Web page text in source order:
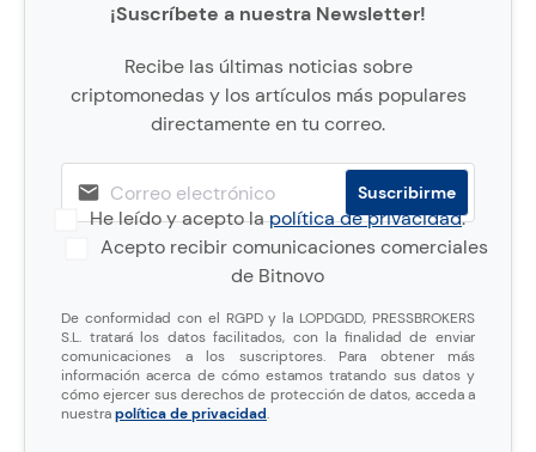
¡Suscríbete a nuestra Newsletter!
Recibe las últimas noticias sobre
criptomonedas y los artículos más populares
directamente en tu correo.
He leído y acepto lapolítica de privacidad.
Acepto recibir comunicaciones comerciales
de Bitnovo
De conformidad con el RGPD y la LOPDGDD, PRESSBROKERS
S.L. tratará los datos facilitados, con la finalidad de enviar
comunicaciones a los suscriptores. Para obtener más
información acerca de cómo estamos tratando sus datos y
cómo ejercer sus derechos de protección de datos, acceda a
nuestrapolítica de privacidad.